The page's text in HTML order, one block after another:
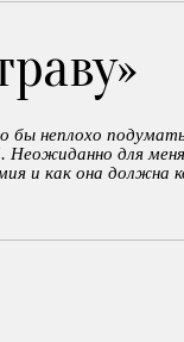
бы неплохо
Неожиданно для
и как она должна